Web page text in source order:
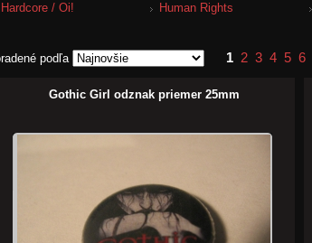
Hardcore / Oi!
Human Rights
podľa 1 2 3 4 5 6
Gothic Girl odznak priemer 25mm